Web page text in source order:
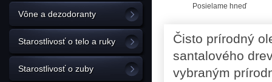
Vône a dezodoranty
Starostlivosť o telo a ruky
Starostlivosť o zuby
Posielame hneď
Čisto prírodný
santalového
vybraným